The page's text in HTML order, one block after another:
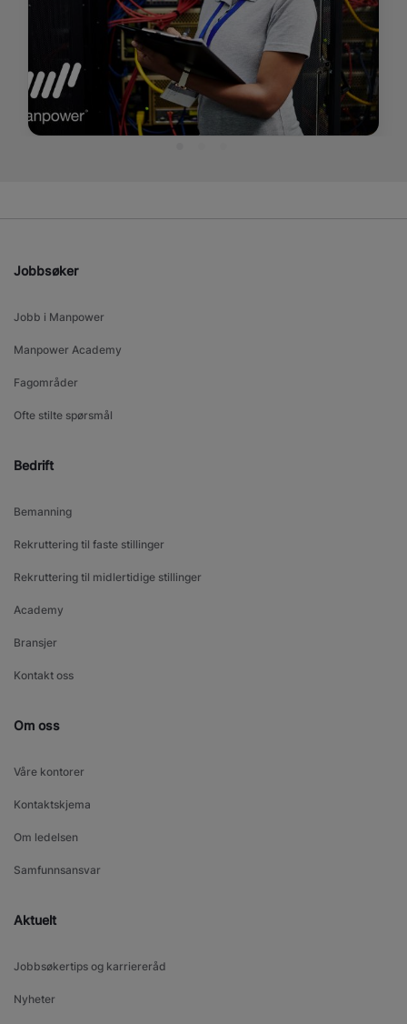
Jobbsøker
Jobb i Manpower
Manpower Academy
Fagområder
Ofte stilte spørsmål
Bedrift
Bemanning
Rekruttering til faste stillinger
Rekruttering til midlertidige stillinger
Academy
Bransjer
Kontakt oss
Om oss
Våre kontorer
Kontaktskjema
Om ledelsen
Samfunnsansvar
Aktuelt
Jobbsøkertips og karriereråd
Nyheter